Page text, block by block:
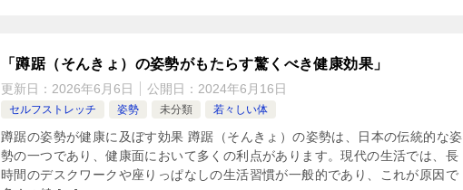
「蹲踞（そんきょ）の姿勢がもたらす驚くべき健康効果」
更新日： 2026年6月6日 公開日： 2024年6月16日
セルフストレッチ 姿勢 未分類 若々しい体
蹲踞の姿勢が健康に及ぼす効果 蹲踞（そんきょ）の姿勢は、日本の伝統的な姿
勢の一つであり、健康面において多くの利点があります。現代の生活では、長
時間のデスクワークや座りっぱなしの生活習慣が一般的であり、これが原因で